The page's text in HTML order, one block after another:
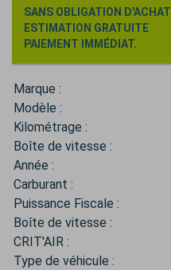
SANS OBLIGATION D'ACHAT
ESTIMATION GRATUITE
PAIEMENT IMMÉDIAT.
Marque :
Modèle :
Kilométrage :
Boîte de vitesse :
Année :
Carburant :
Puissance Fiscale :
Boîte de vitesse :
CRIT'AIR :
Type de véhicule :